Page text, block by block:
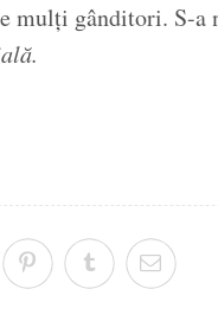
mulți gânditori. S-a